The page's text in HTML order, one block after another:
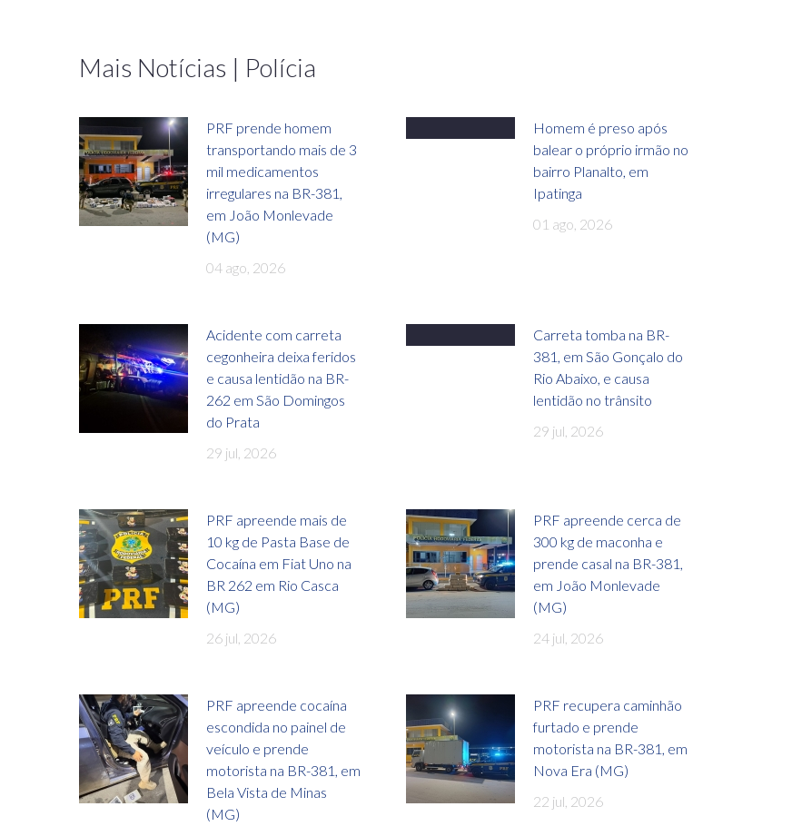
Mais Notícias | Polícia
PRF prende homem
transportando mais de 3
mil medicamentos
irregulares na BR-381,
em João Monlevade
(MG)
04 ago, 2026
Homem é preso após
balear o próprio irmão no
bairro Planalto, em
Ipatinga
01 ago, 2026
Acidente com carreta
cegonheira deixa feridos
e causa lentidão na BR-
262 em São Domingos
do Prata
29 jul, 2026
Carreta tomba na BR-
381, em São Gonçalo do
Rio Abaixo, e causa
lentidão no trânsito
29 jul, 2026
PRF apreende mais de
10 kg de Pasta Base de
Cocaína em Fiat Uno na
BR 262 em Rio Casca
(MG)
26 jul, 2026
PRF apreende cerca de
300 kg de maconha e
prende casal na BR-381,
em João Monlevade
(MG)
24 jul, 2026
PRF apreende cocaína
escondida no painel de
veículo e prende
motorista na BR-381, em
Bela Vista de Minas
(MG)
PRF recupera caminhão
furtado e prende
motorista na BR-381, em
Nova Era (MG)
22 jul, 2026